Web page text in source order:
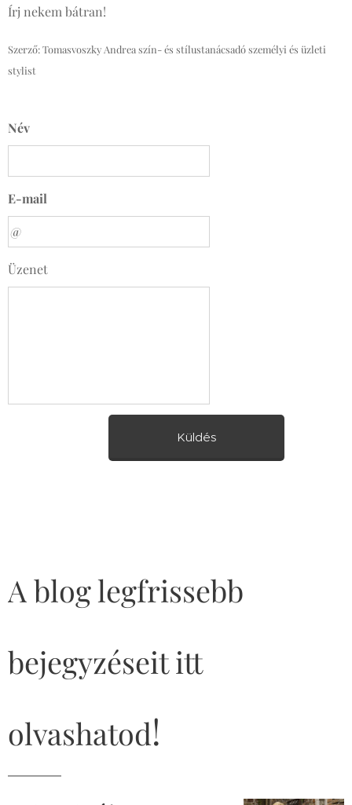
Írj nekem bátran!
Szerző: Tomasvoszky Andrea szín- és stílustanácsadó személyi és üzleti
stylist
Név
E-mail
Üzenet
Küldés
A blog legfrissebb
bejegyzéseit itt
olvashatod!